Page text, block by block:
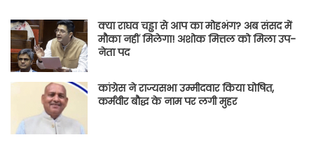
क्या राघव चड्ढा से आप का मोहभंग? अब संसद में
मौका नहीं मिलेगा! अशोक मित्तल को मिला उप-
नेता पद
कांग्रेस ने राज्यसभा उम्मीदवार किया घोषित,
कर्मवीर बौद्ध के नाम पर लगी मुहर